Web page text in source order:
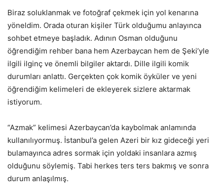
Biraz soluklanmak ve fotoğraf çekmek için yol kenarına
yöneldim. Orada oturan kişiler Türk olduğumu anlayınca
sohbet etmeye başladık. Adının Osman olduğunu
öğrendiğim rehber bana hem Azerbaycan hem de Şeki’yle
ilgili ilginç ve önemli bilgiler aktardı. Dille ilgili komik
durumları anlattı. Gerçekten çok komik öyküler ve yeni
öğrendiğim kelimeleri de ekleyerek sizlere aktarmak
istiyorum.
“Azmak” kelimesi Azerbaycan’da kaybolmak anlamında
kullanılıyormuş. İstanbul’a gelen Azeri bir kız gideceği yeri
bulamayınca adres sormak için yoldaki insanlara azmış
olduğunu söylemiş. Tabi herkes ters ters bakmış ve sonra
durum anlaşılmış.